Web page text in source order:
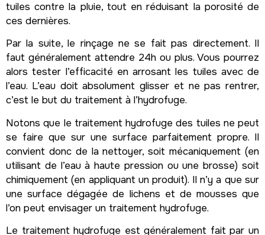
tuiles contre la pluie, tout en réduisant la porosité de
ces dernières.
Par la suite, le rinçage ne se fait pas directement. Il
faut généralement attendre 24h ou plus. Vous pourrez
alors tester l’efficacité en arrosant les tuiles avec de
l’eau. L’eau doit absolument glisser et ne pas rentrer,
c’est le but du traitement à l’hydrofuge.
Notons que le traitement hydrofuge des tuiles ne peut
se faire que sur une surface parfaitement propre. Il
convient donc de la nettoyer, soit mécaniquement (en
utilisant de l’eau à haute pression ou une brosse) soit
chimiquement (en appliquant un produit). Il n’y a que sur
une surface dégagée de lichens et de mousses que
l’on peut envisager un traitement hydrofuge.
Le traitement hydrofuge est généralement fait par un